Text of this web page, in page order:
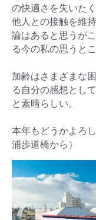
の快適さを失いた
他人との接触を維
論はあると思うが
る今の私の思うと
加齢はさまざまな
る自分の感想とし
と素晴らしい。
本年もどうかよろ
浦歩道橋から）